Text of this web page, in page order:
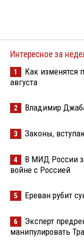
Интересное за
1
Как изменятся
августа
2 Владимир
3 Законы,
4
В МИД России
войне с Россией
5 Ереван рубит
6
Эксперт
манипулировать